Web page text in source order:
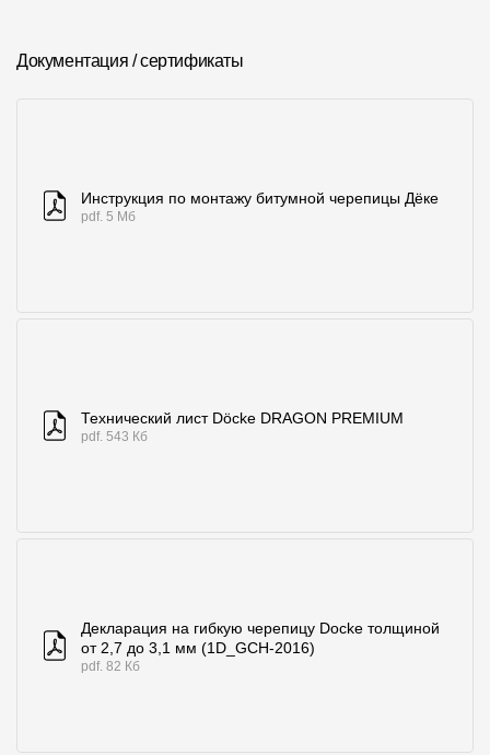
Документация / сертификаты
Инструкция по монтажу битумной черепицы Дёке
pdf. 5 Мб
Технический лист Döcke DRAGON PREMIUM
pdf. 543 Кб
Декларация на гибкую черепицу Docke толщиной
от 2,7 до 3,1 мм (1D_GCH-2016)
pdf. 82 Кб